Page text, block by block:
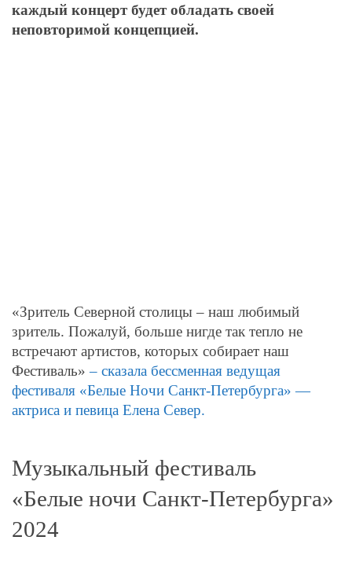
каждый концерт будет обладать своей
неповторимой концепцией.
«Зритель Cеверной столицы – наш любимый
зритель. Пожалуй, больше нигде так тепло не
встречают артистов, которых собирает наш
Фестиваль»– сказала бессменная ведущая
фестиваля «Белые Ночи Санкт-Петербурга» —
актриса и певица Елена Север.
Музыкальный фестиваль
«Белые ночи Санкт-Петербурга»
2024